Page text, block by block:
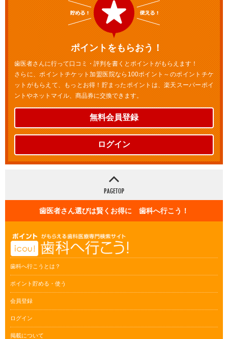
ポイントをもらおう！
歯医者さんに行って口コミ・評判を書くとポイントがもらえます！
さらに、ポイントチケット加盟医院なら100ポイント～のポイントチケ
ットがもらえて、もっとお得！貯まったポイントは、楽天スーパーポイ
ントやネットマイル、商品券に交換できます。
無料会員登録
ログイン
歯医者さん選びは賢くお得に 歯科へ行こう！
歯科へ行こうとは？
ポイント貯める・使う
会員登録
ログイン
掲載について